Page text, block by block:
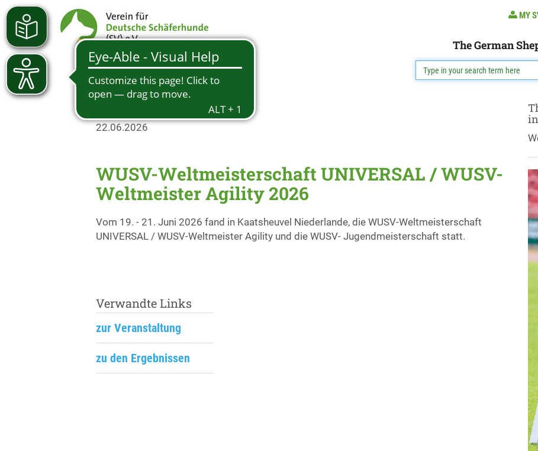
MY
The German
22.06.2026
WUSV-Weltmeisterschaft UNIVERSAL / WUSV-
Weltmeister Agility 2026
Vom 19. - 21. Juni 2026 fand in Kaatsheuvel Niederlande, die WUSV-Weltmeisterschaft
UNIVERSAL / WUSV-Weltmeister Agility und die WUSV- Jugendmeisterschaft statt.
Verwandte Links
zur Veranstaltung
zu den Ergebnissen